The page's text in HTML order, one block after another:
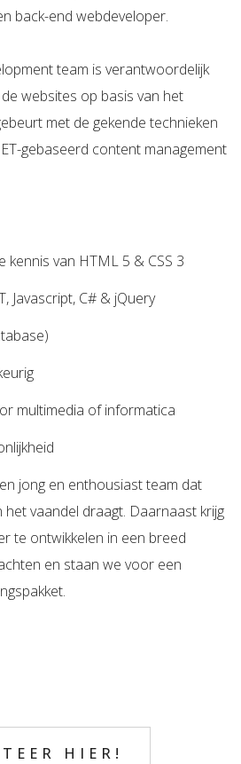
back-end webdeveloper.
team is verantwoordelijk
websites op basis van het
met de gekende technieken
gebaseerd content management
kennis van HTML 5 & CSS 3
Javascript, C# & jQuery
multimedia of informatica
jong en enthousiast team dat
het vaandel draagt. Daarnaast krijg
te ontwikkelen in een breed
en staan we voor een
HIER!